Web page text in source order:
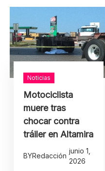
Noticias
Motociclista
muere tras
chocar contra
tráiler en Altamira
BYRedacción
junio 1,
2026